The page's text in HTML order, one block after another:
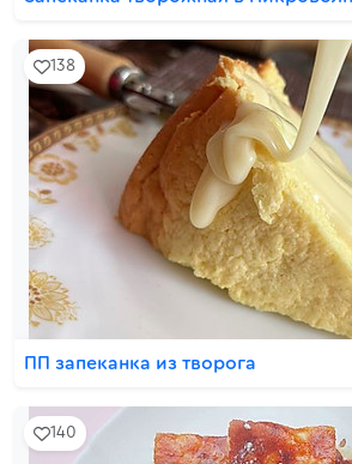
138
ПП запеканка из творога
140